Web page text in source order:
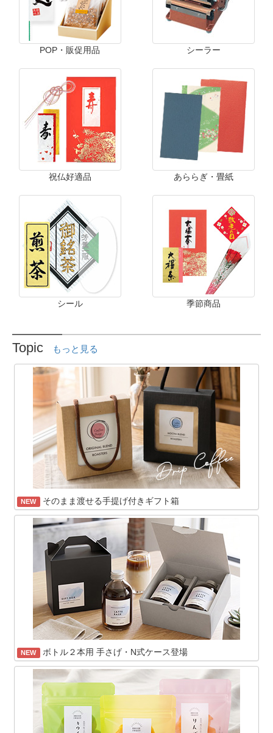
POP・販促用品 シーラー
祝仏好適品 あららぎ・畳紙
シール 季節商品
Topic もっと見る
NEW そのまま渡せる手提げ付きギフト箱
NEW ボトル２本用 手さげ・N式ケース登場